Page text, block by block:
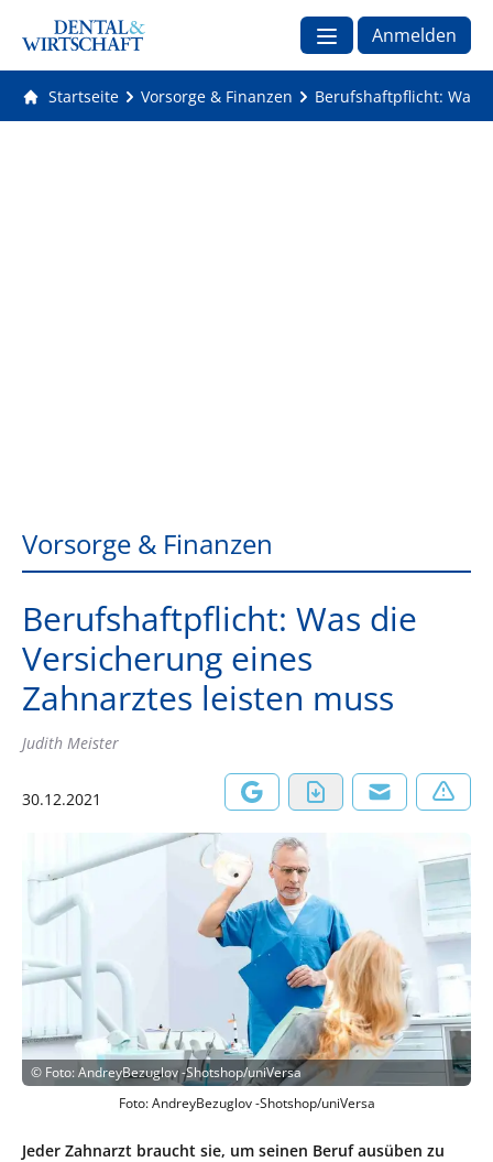
Anmelden
Startseite Vorsorge & Finanzen Berufshaftpflicht: Was
Vorsorge & Finanzen
Berufshaftpflicht: Was die
Versicherung eines
Zahnarztes leisten muss
Judith Meister
30.12.2021
© Foto: AndreyBezuglov -Shotshop/uniVersa
Foto: AndreyBezuglov -Shotshop/uniVersa
Jeder Zahnarzt braucht sie, um seinen Beruf ausüben zu